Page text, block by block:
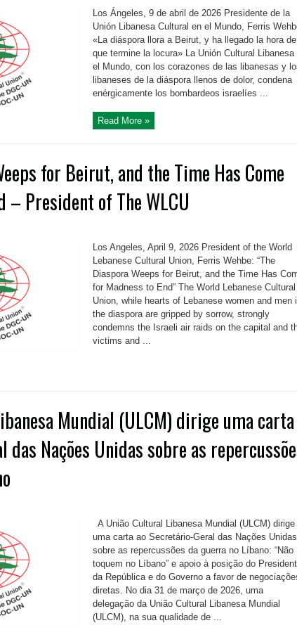
Los Ángeles, 9 de abril de 2026 Presidente de la
Unión Libanesa Cultural en el Mundo, Ferris
«La diáspora llora a Beirut, y ha llegado la hora de
que termine la locura» La Unión Cultural Libanesa
el Mundo, con los corazones de las libanesas y
libaneses de la diáspora llenos de dolor, condena
enérgicamente los bombardeos israelíes ...
Read More »
for Beirut, and the Time Has Come
– President of The WLCU
Los Angeles, April 9, 2026 President of the World
Lebanese Cultural Union, Ferris Wehbe: “The
Diaspora Weeps for Beirut, and the Time Has
for Madness to End” The World Lebanese Cultural
Union, while hearts of Lebanese women and men
the diaspora are gripped by sorrow, strongly
condemns the Israeli air raids on the capital and
victims and ...
Mundial (ULCM) dirige uma carta
das Nações Unidas sobre as
A União Cultural Libanesa Mundial (ULCM) dirige
uma carta ao Secretário-Geral das Nações Unidas
sobre as repercussões da guerra no Líbano: “Não
toquem no Líbano” e apoio à posição do
da República e do Governo a favor de
diretas. No dia 31 de março de 2026, uma
delegação da União Cultural Libanesa Mundial
(ULCM), na sua qualidade de ...